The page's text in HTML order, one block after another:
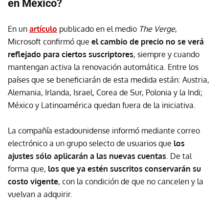
en México?
En un artículo publicado en el medio The Verge,
Microsoft confirmó que el cambio de precio no se verá
reflejado para ciertos suscriptores, siempre y cuando
mantengan activa la renovación automática. Entre los
países que se beneficiarán de esta medida están: Austria,
Alemania, Irlanda, Israel, Corea de Sur, Polonia y la Indi;
México y Latinoamérica quedan fuera de la iniciativa.
La compañía estadounidense informó mediante correo
electrónico a un grupo selecto de usuarios que los
ajustes sólo aplicarán a las nuevas cuentas. De tal
forma que, los que ya estén suscritos conservarán su
costo vigente, con la condición de que no cancelen y la
vuelvan a adquirir.